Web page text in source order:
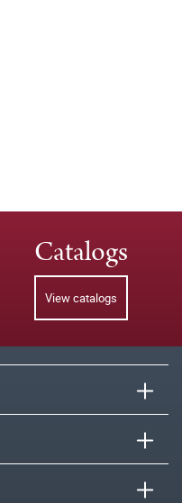
Catalogs
View catalogs